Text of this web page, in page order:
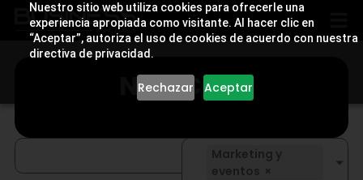
Nuestro sitio web utiliza cookies para ofrecerle una
experiencia apropiada como visitante. Al hacer clic en
“Aceptar”, autoriza el uso de cookies de acuerdo con nuestra
directiva de privacidad.
Rechazar Aceptar
NOTICIAS
Marketing y
eventos ×